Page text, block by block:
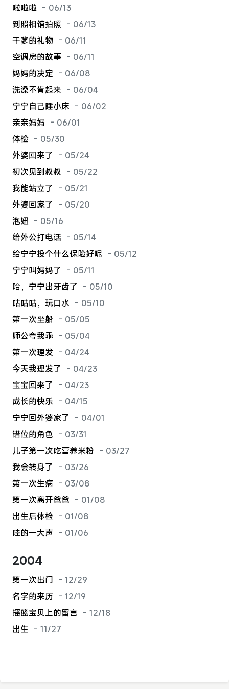
啦啦啦 - 06/13
到照相馆拍照 - 06/13
干爹的礼物 - 06/11
空调房的故事 - 06/11
妈妈的决定 - 06/08
洗澡不肯起来 - 06/04
宁宁自己睡小床 - 06/02
亲亲妈妈 - 06/01
体检 - 05/30
外婆回来了 - 05/24
初次见到叔叔 - 05/22
我能站立了 - 05/21
外婆回家了 - 05/20
泡妞 - 05/16
给外公打电话 - 05/14
给宁宁投个什么保险好呢 - 05/12
宁宁叫妈妈了 - 05/11
哈，宁宁出牙齿了 - 05/10
咕咕咕，玩口水 - 05/10
第一次坐船 - 05/05
师公夸我乖 - 05/04
第一次理发 - 04/24
今天我理发了 - 04/23
宝宝回来了 - 04/23
成长的快乐 - 04/15
宁宁回外婆家了 - 04/01
错位的角色 - 03/31
儿子第一次吃营养米粉 - 03/27
我会转身了 - 03/26
第一次生病 - 03/08
第一次离开爸爸 - 01/08
出生后体检 - 01/08
哇的一大声 - 01/06
2004
第一次出门 - 12/29
名字的来历 - 12/19
摇篮宝贝上的留言 - 12/18
出生 - 11/27